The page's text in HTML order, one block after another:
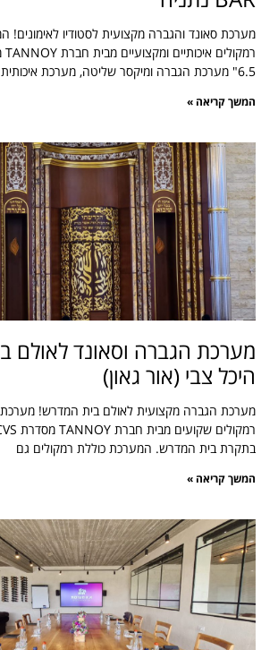
6.5" מערכת הגברה ומיקסר שליטה, מערכת איכותית
המשך קריאה »
מערכת הגברה וסאונד לאולם
היכל צבי (אור גאון)
מערכת הגברה מקצועית לאולם בית המדרש!
בתקרת בית המדרש. המערכת כוללת רמקולים גם
המשך קריאה »